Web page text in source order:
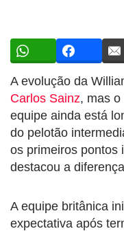
A evolução da
Carlos Sainz, mas
equipe ainda está
do pelotão
os primeiros pontos
destacou a
A equipe britânica
expectativa após